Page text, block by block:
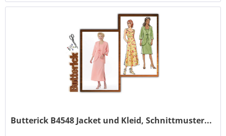
Butterick B4548 Jacket und Kleid, Schnittmuster...